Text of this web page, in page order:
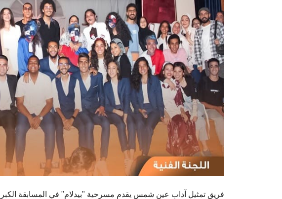
فريق تمثيل آداب عين شمس يقدم مسرحية "بيدلام" في المسابقة